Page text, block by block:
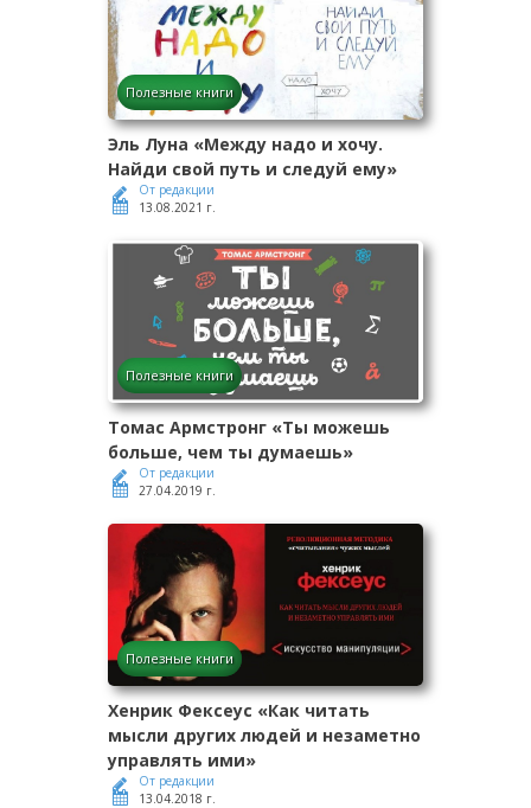
Полезные книги
Эль Луна «Между надо и хочу.
Найди свой путь и следуй ему»
От редакции
13.08.2021 г.
Полезные книги
Томас Армстронг «Ты можешь
больше, чем ты думаешь»
От редакции
27.04.2019 г.
Полезные книги
Хенрик Фексеус «Как читать
мысли других людей и незаметно
управлять ими»
От редакции
13.04.2018 г.